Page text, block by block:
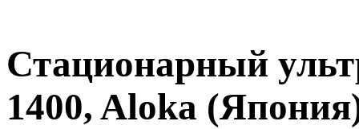
Стационарный
1400, Aloka